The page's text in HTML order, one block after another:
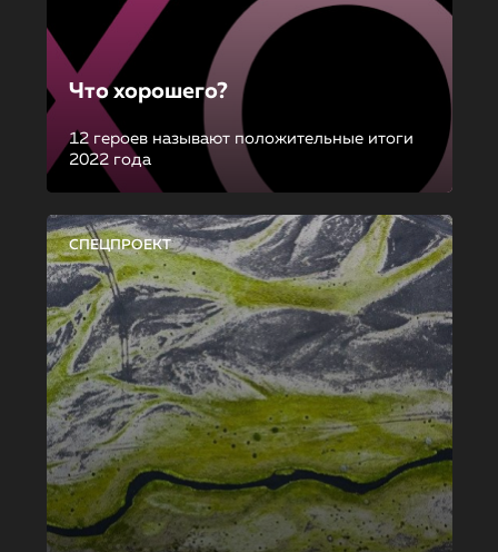
Что хорошего?
12 героев называют положительные итоги
2022 года
СПЕЦПРОЕКТ